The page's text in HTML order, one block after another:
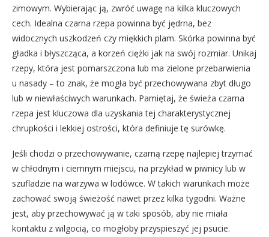
zimowym. Wybierając ją, zwróć uwagę na kilka kluczowych
cech. Idealna czarna rzepa powinna być jędrna, bez
widocznych uszkodzeń czy miękkich plam. Skórka powinna być
gładka i błyszcząca, a korzeń ciężki jak na swój rozmiar. Unikaj
rzepy, która jest pomarszczona lub ma zielone przebarwienia
u nasady – to znak, że mogła być przechowywana zbyt długo
lub w niewłaściwych warunkach. Pamiętaj, że świeża czarna
rzepa jest kluczowa dla uzyskania tej charakterystycznej
chrupkości i lekkiej ostrości, która definiuje tę surówkę.
Jeśli chodzi o przechowywanie, czarną rzepę najlepiej trzymać
w chłodnym i ciemnym miejscu, na przykład w piwnicy lub w
szufladzie na warzywa w lodówce. W takich warunkach może
zachować swoją świeżość nawet przez kilka tygodni. Ważne
jest, aby przechowywać ją w taki sposób, aby nie miała
kontaktu z wilgocią, co mogłoby przyspieszyć jej psucie.